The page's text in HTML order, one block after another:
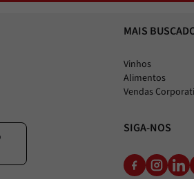
MAIS
Vinhos
Alimentos
Vendas
SIGA-NOS